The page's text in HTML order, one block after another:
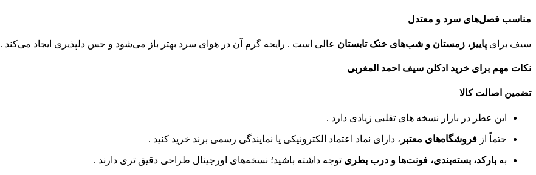
مناسب فصل‌های سرد و معتدل
سیف برای پاییز، زمستان و شب‌های خنک تابستان عالی است . رایحه گرم آن در هوای سرد بهتر باز می‌شود و حس دلپذیری ایجاد می‌کند .
نکات مهم برای خرید ادکلن سیف احمد المغربی
تضمین اصالت کالا
این عطر در بازار نسخه‌ های تقلبی زیادی دارد .
حتماً از فروشگاه‌های معتبر ، دارای نماد اعتماد الکترونیکی یا نمایندگی رسمی برند خرید کنید .
به بارکد، بسته‌بندی، فونت‌ها و درب بطری توجه داشته باشید؛ نسخه‌های اورجینال طراحی دقیق‌ تری دارند .